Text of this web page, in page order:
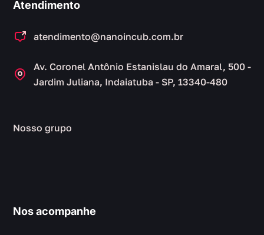
Atendimento
atendimento@nanoincub.com.br
Av. Coronel Antônio Estanislau do Amaral, 500 -
Jardim Juliana, Indaiatuba - SP, 13340-480
Nosso grupo
Nos acompanhe